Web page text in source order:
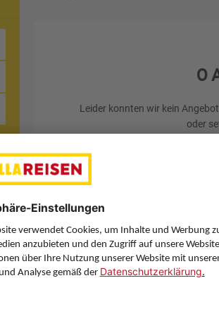
0
Leider konnten wir kein
oder
Sie haben eine Frage? Wir